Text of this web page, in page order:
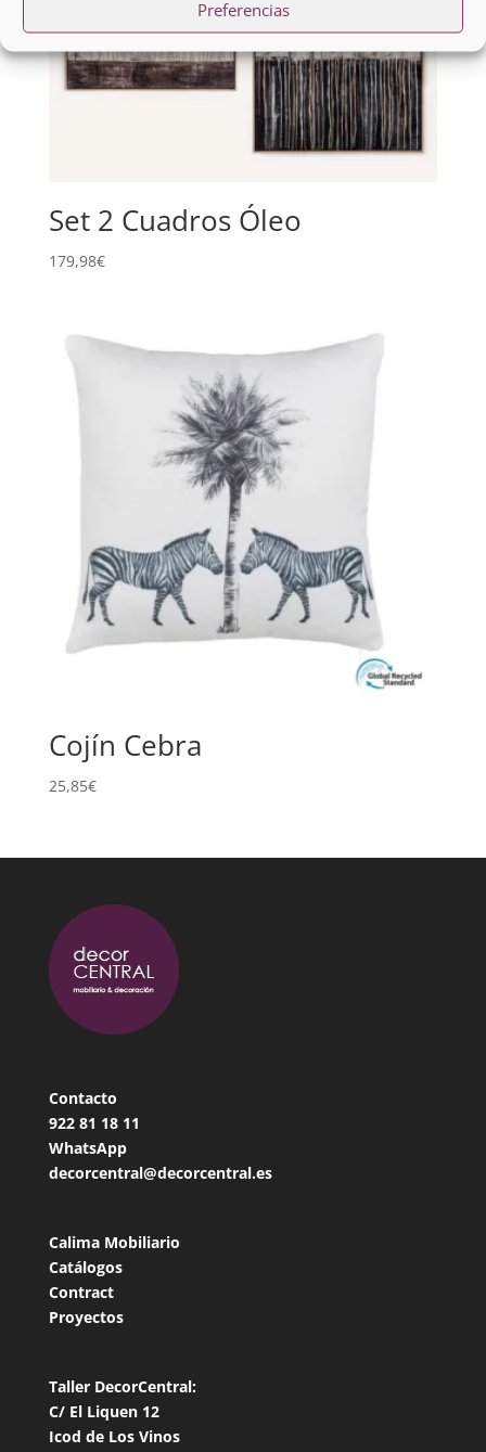
Preferencias
Set 2 Cuadros Óleo
179,98€
Cojín Cebra
25,85€
Contacto
922 81 18 11
WhatsApp
decorcentral@decorcentral.es
Calima Mobiliario
Catálogos
Contract
Proyectos
Taller DecorCentral:
C/ El Liquen 12
Icod de Los Vinos